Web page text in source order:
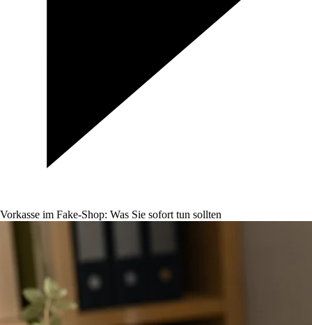
Vorkasse im Fake-Shop: Was Sie sofort tun sollten